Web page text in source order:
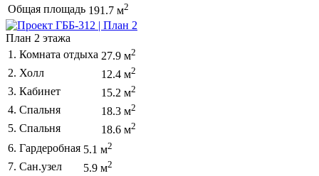
Общая площадь 191.7 м2
План 2 этажа
1. Комната отдыха 27.9 м2
2. Холл 12.4 м2
3. Кабинет 15.2 м2
4. Спальня 18.3 м2
5. Спальня 18.6 м2
6. Гардеробная 5.1 м2
7. Сан.узел 5.9 м2